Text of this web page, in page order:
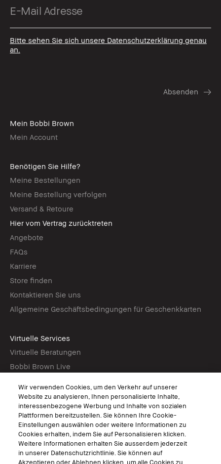
Bitte sehen Sie sich unsere Datenschutzerklärung genau
an.
Mein Bobbi Brown
Mein Account
Benötigen Sie Hilfe?
Meine Bestellungen
Meine Bestellung verfolgen
Versand & Retoure
Hier vom Vertrag zurücktreten
Angebote
FAQs
Karriere
Store finden
Kontaktieren Sie uns
Allgemeine Geschäftsbedingungen für Geschenkkarten
Virtuelle Services
Virtuelle Beratungen
Bobbi Brown Live
Folgen
© Bobbi Brown Professional Cosmetics, Inc. Alle Rechte vorbehalten.
Wir verwenden Cookies, um den Verkehr auf unserer
Website zu analysieren, Ihnen personalisierte Inhalte,
interessenbezogene Werbung und Inhalte von sozialen
Plattformen bereitzustellen. Sie können Ihre Cookie-
Einstellungen auswählen oder weitere Informationen zu
Cookies erhalten, indem Sie auf Personalisieren klicken.
Weitere Informationen erhalten Sie ausserdem jederzeit
in unserer Datenschutzrichtlinie. Sie können auf
Akzeptieren oder Ablehnen klicken, um alle Cookies zu